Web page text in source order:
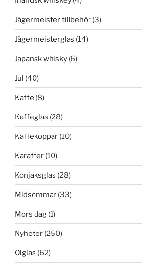
Jägermeister tillbehör (3)
Jägermeisterglas (14)
Japansk whisky (6)
Jul (40)
Kaffe (8)
Kaffeglas (28)
Kaffekoppar (10)
Karaffer (10)
Konjaksglas (28)
Midsommar (33)
Mors dag (1)
Nyheter (250)
Ölglas (62)